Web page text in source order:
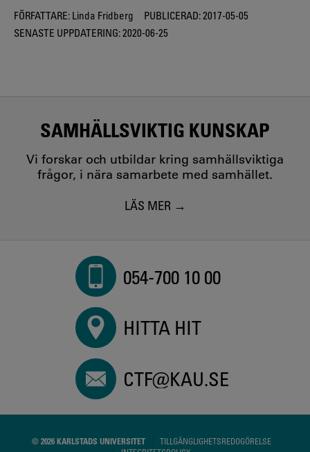
FÖRFATTARE: Linda Fridberg PUBLICERAD:2017-05-05
SENASTE UPPDATERING:2020-06-25
SAMHÄLLSVIKTIG KUNSKAP
Vi forskar och utbildar kring samhällsviktiga
frågor, i nära samarbete med samhället.
LÄS MER
054-700 10 00
HITTA HIT
CTF@KAU.SE
© 2026 KARLSTADS UNIVERSITET
TILLGÄNGLIGHETSREDOGÖRELSE